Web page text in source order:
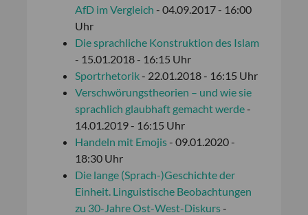
AfD im Vergleich - 04.09.2017 - 16:00
Uhr
Die sprachliche Konstruktion des Islam
- 15.01.2018 - 16:15 Uhr
Sportrhetorik- 22.01.2018 - 16:15 Uhr
Verschwörungstheorien – und wie sie
sprachlich glaubhaft gemacht werde-
14.01.2019 - 16:15 Uhr
Handeln mit Emojis- 09.01.2020 -
18:30 Uhr
Die lange (Sprach-)Geschichte der
Einheit. Linguistische Beobachtungen
zu 30-Jahre Ost-West-Diskurs-